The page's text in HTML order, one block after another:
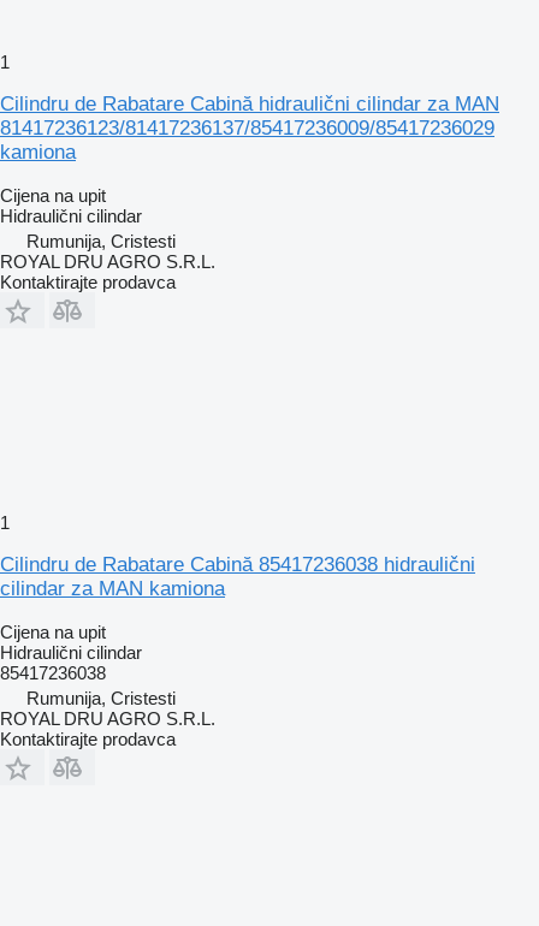
1
Cilindru de Rabatare Cabină hidraulični cilindar za MAN
81417236123/81417236137/85417236009/85417236029
kamiona
Cijena na upit
Hidraulični cilindar
Rumunija, Cristesti
ROYAL DRU AGRO S.R.L.
Kontaktirajte prodavca
1
Cilindru de Rabatare Cabină 85417236038 hidraulični
cilindar za MAN kamiona
Cijena na upit
Hidraulični cilindar
85417236038
Rumunija, Cristesti
ROYAL DRU AGRO S.R.L.
Kontaktirajte prodavca